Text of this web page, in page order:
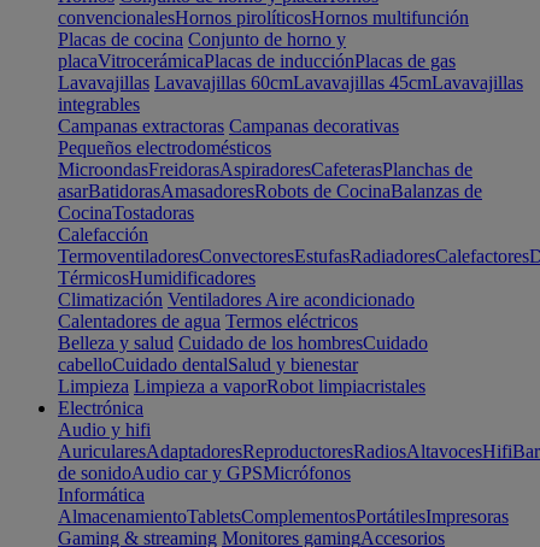
convencionalesHornos pirolíticosHornos multifunción
Placas de cocina Conjunto de horno y
placaVitrocerámicaPlacas de inducciónPlacas de gas
Lavavajillas Lavavajillas 60cmLavavajillas 45cmLavavajillas
integrables
Campanas extractoras Campanas decorativas
Pequeños electrodomésticos
MicroondasFreidorasAspiradoresCafeterasPlanchas de
asarBatidorasAmasadoresRobots de CocinaBalanzas de
CocinaTostadoras
Calefacción
TermoventiladoresConvectoresEstufasRadiadoresCalefactores
TérmicosHumidificadores
Climatización Ventiladores Aire acondicionado
Calentadores de agua Termos eléctricos
Belleza y salud Cuidado de los hombresCuidado
cabelloCuidado dentalSalud y bienestar
Limpieza Limpieza a vaporRobot limpiacristales
Electrónica
Audio y hifi
AuricularesAdaptadoresReproductoresRadiosAltavocesHifi
de sonidoAudio car y GPSMicrófonos
Informática
AlmacenamientoTabletsComplementosPortátilesImpresoras
Gaming & streaming Monitores gamingAccesorios